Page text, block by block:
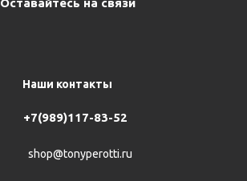
Оставайтесь на связи
Наши контакты
+7(989)117-83-52
shop@tonyperotti.ru